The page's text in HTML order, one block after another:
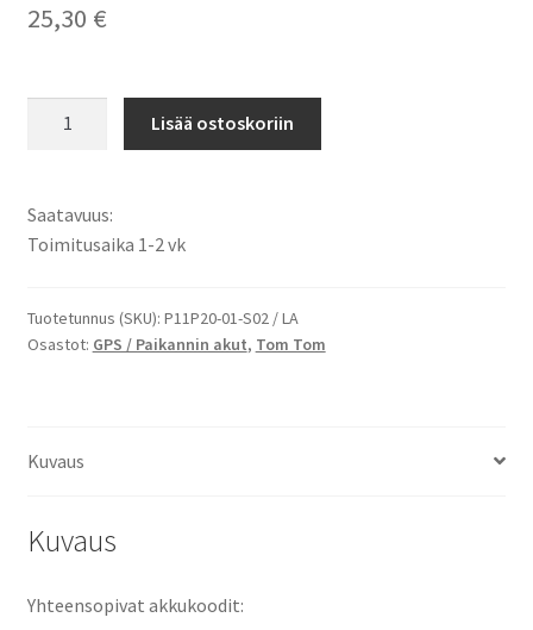
25,30 €
XXL
540M,
540S,
XXL
XXL
XXL
550M,
550T,
Lisää ostoskoriin
Saatavuus:
Toimitusaika 1-2 vk
Tuotetunnus (SKU): P11P20-01-S02 / LA
Osastot: GPS / Paikannin akut, Tom Tom
Kuvaus
Kuvaus
Yhteensopivat akkukoodit: